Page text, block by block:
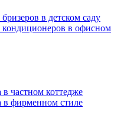
в детском саду
кондиционеров в офисном
в частном коттедже
в фирменном стиле